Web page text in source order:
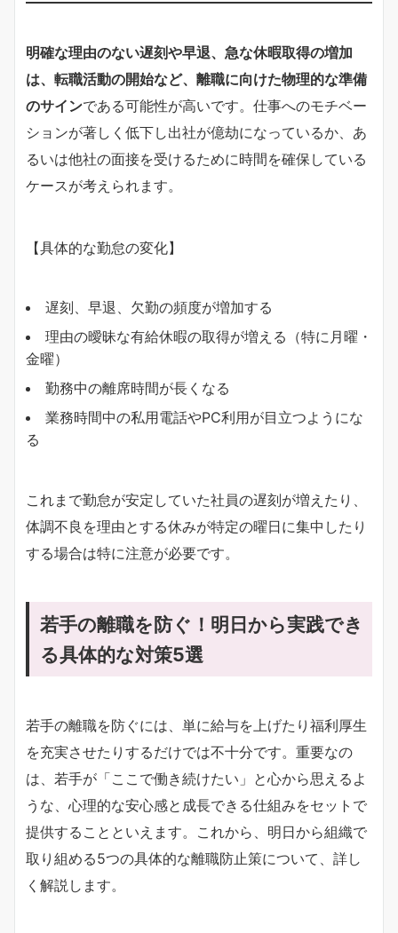
明確な理由のない遅刻や早退、急な休暇取得の増加
は、転職活動の開始など、離職に向けた物理的な準備
のサインである可能性が高いです。仕事へのモチベー
ションが著しく低下し出社が億劫になっているか、あ
るいは他社の面接を受けるために時間を確保している
ケースが考えられます。
【具体的な勤怠の変化】
遅刻、早退、欠勤の頻度が増加する
理由の曖昧な有給休暇の取得が増える（特に月曜・
金曜）
勤務中の離席時間が長くなる
業務時間中の私用電話やPC利用が目立つようにな
る
これまで勤怠が安定していた社員の遅刻が増えたり、
体調不良を理由とする休みが特定の曜日に集中したり
する場合は特に注意が必要です。
若手の離職を防ぐ！明日から実践でき
る具体的な対策5選
若手の離職を防ぐには、単に給与を上げたり福利厚生
を充実させたりするだけでは不十分です。重要なの
は、若手が「ここで働き続けたい」と心から思えるよ
うな、心理的な安心感と成長できる仕組みをセットで
提供することといえます。これから、明日から組織で
取り組める5つの具体的な離職防止策について、詳し
く解説します。